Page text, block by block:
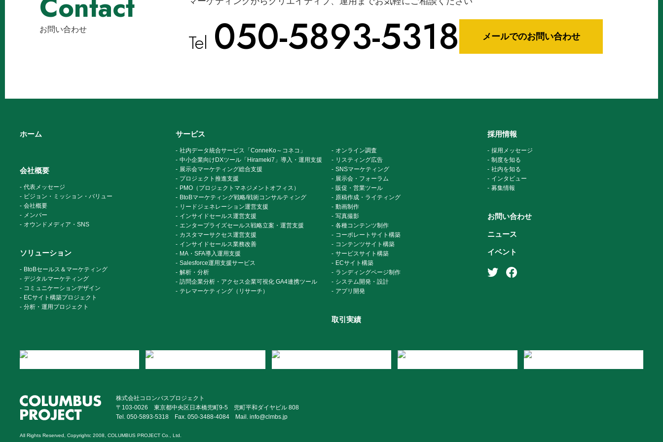
お問い合わせ
Tel 050-5893-5318 メールでのお問い合わせ
ホーム
会社概要
代表メッセージ
ビジョン・ミッション・バリュー
会社概要
メンバー
オウンドメディア・SNS
ソリューション
BtoBセールス＆マーケティング
デジタルマーケティング
コミュニケーションデザイン
ECサイト構築プロジェクト
分析・運用プロジェクト
サービス
社内データ統合サービス「ConneKo～コネコ」
中小企業向けDXツール「Hirameki7」導入・運用支援
展示会マーケティング総合支援
プロジェクト推進支援
PMO（プロジェクトマネジメントオフィス）
BtoBマーケティング戦略/戦術コンサルティング
リードジェネレーション運営支援
インサイドセールス運営支援
エンタープライズセールス戦略立案・運営支援
カスタマーサクセス運営支援
インサイドセールス業務改善
MA・SFA導入運用支援
Salesforce運用支援サービス
解析・分析
訪問企業分析・アクセス企業可視化 GA4連携ツール
テレマーケティング（リサーチ）
オンライン調査
リスティング広告
SNSマーケティング
展示会・フォーラム
販促・営業ツール
原稿作成・ライティング
動画制作
写真撮影
各種コンテンツ制作
コーポレートサイト構築
コンテンツサイト構築
サービスサイト構築
ECサイト構築
ランディングページ制作
システム開発・設計
アプリ開発
取引実績
採用情報
採用メッセージ
制度を知る
社内を知る
インタビュー
募集情報
お問い合わせ
ニュース
イベント
株式会社コロンバスプロジェクト
〒103-0026 東京都中央区日本橋兜町9-5 兜町平和ダイヤビル 808
Tel. 050-5893-5318
Fax. 050-3488-4084 Mail. info@clmbs.jp
All Rights Reserved, Copyrightc 2008, COLUMBUS PROJECT Co., Ltd.